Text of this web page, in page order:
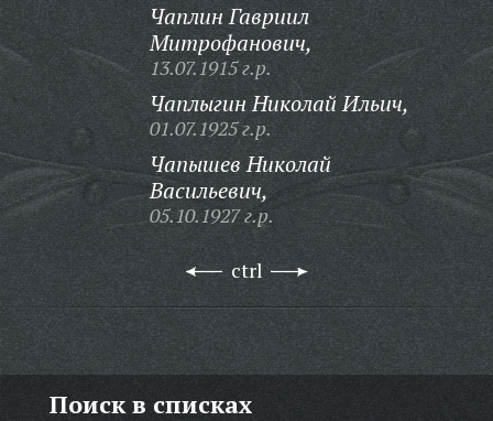
Чаплин Гавриил
Митрофанович,
13.07.1915 г.р.
Чаплыгин Николай Ильич,
01.07.1925 г.р.
Чапышев Николай
Васильевич,
05.10.1927 г.р.
ctrl
Поиск в списках